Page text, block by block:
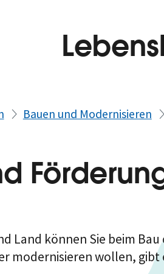
Bauen und Modernisieren
Land können Sie beim
modernisieren wollen,